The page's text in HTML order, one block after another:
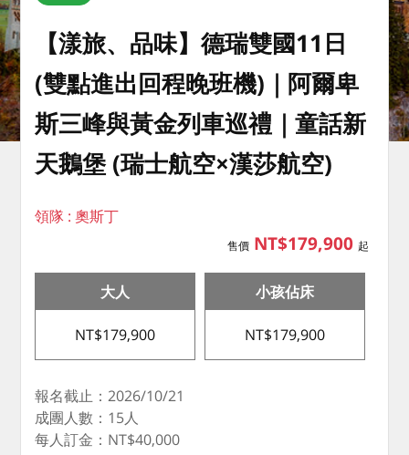
【漾旅、品味】德瑞雙國11日
(雙點進出回程晚班機)｜阿爾卑
斯三峰與黃金列車巡禮｜童話新
天鵝堡 (瑞士航空×漢莎航空)
領隊 : 奧斯丁
售價NT$179,900 起
大人
NT$179,900
小孩佔床
NT$179,900
報名截止：2026/10/21
成團人數：15人
每人訂金：NT$40,000